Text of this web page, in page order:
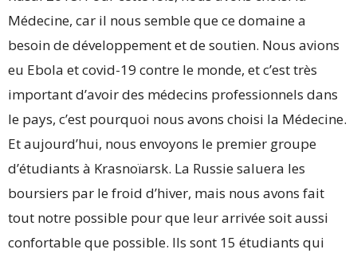
Médecine, car il nous semble que ce domaine a
besoin de développement et de soutien. Nous avions
eu Ebola et covid-19 contre le monde, et c’est très
important d’avoir des médecins professionnels dans
le pays, c’est pourquoi nous avons choisi la Médecine.
Et aujourd’hui, nous envoyons le premier groupe
d’étudiants à Krasnoïarsk. La Russie saluera les
boursiers par le froid d’hiver, mais nous avons fait
tout notre possible pour que leur arrivée soit aussi
confortable que possible. Ils sont 15 étudiants qui